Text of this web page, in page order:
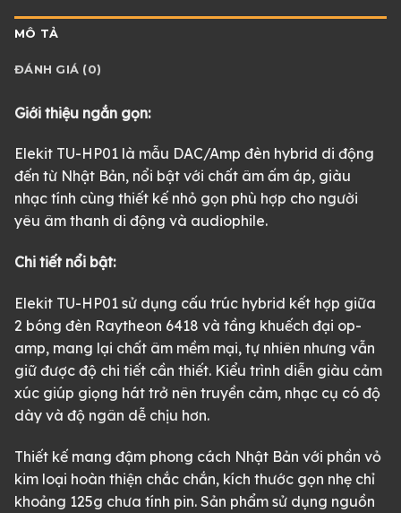
MÔ TẢ
ĐÁNH GIÁ (0)
Giới thiệu ngắn gọn:
Elekit TU-HP01 là mẫu DAC/Amp đèn hybrid di động
đến từ Nhật Bản, nổi bật với chất âm ấm áp, giàu
nhạc tính cùng thiết kế nhỏ gọn phù hợp cho người
yêu âm thanh di động và audiophile.
Chi tiết nổi bật:
Elekit TU-HP01 sử dụng cấu trúc hybrid kết hợp giữa
2 bóng đèn Raytheon 6418 và tầng khuếch đại op-
amp, mang lại chất âm mềm mại, tự nhiên nhưng vẫn
giữ được độ chi tiết cần thiết. Kiểu trình diễn giàu cảm
xúc giúp giọng hát trở nên truyền cảm, nhạc cụ có độ
dày và độ ngân dễ chịu hơn.
Thiết kế mang đậm phong cách Nhật Bản với phần vỏ
kim loại hoàn thiện chắc chắn, kích thước gọn nhẹ chỉ
khoảng 125g chưa tính pin. Sản phẩm sử dụng nguồn